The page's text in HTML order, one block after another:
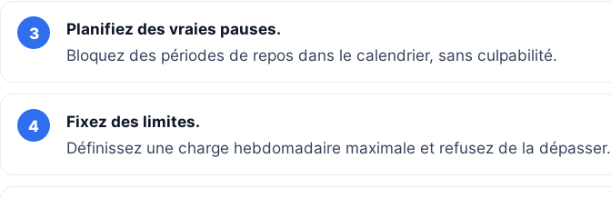
3
Planifiez des vraies pauses.
Bloquez des périodes de repos dans le calendrier, sans culpabilité.
4
Fixez des limites.
Définissez une charge hebdomadaire maximale et refusez de la dépasser.